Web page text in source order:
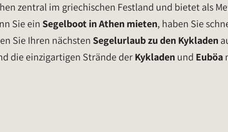
zentral im griechischen Festland und bietet als
Sie ein Segelboot in Athen mieten, haben Sie
Sie Ihren nächsten Segelurlaub zu den Kykladen
die einzigartigen Strände derKykladen und Euböa